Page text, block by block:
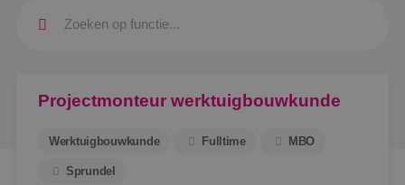
Projectmonteur werktuigbouwkunde
Werktuigbouwkunde Fulltime MBO
Sprundel